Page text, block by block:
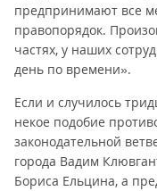
предпринимают все
правопорядок.
частях, у наших
день по времени».
Если и случилось
некое подобие
законодательной
города Вадим
Бориса Ельцина, а